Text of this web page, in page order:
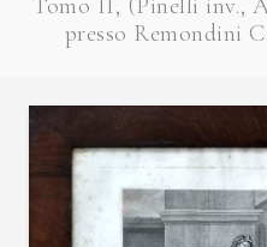
Tomo II, (Pinelli inv.,
presso Remondini